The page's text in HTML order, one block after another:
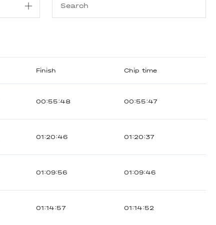
Finish Chip time
00:55:48 00:55:47
01:20:46 01:20:37
01:09:56 01:09:46
01:14:57 01:14:52